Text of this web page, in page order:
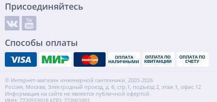
Присоединяйтесь
Способы оплаты
© Интернет-магазин инженерной сантехники, 2003-2026
Россия, Москва, Электродный проезд, д. 6, стр.1, подъезд 2, этаж 1, офис 12
Информация на сайте не является публичной офертой.
ИНН: 7720553918 КПП: 772001001